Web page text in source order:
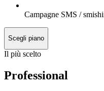
Campagne SMS /
Scegli piano
Il più scelto
Professional